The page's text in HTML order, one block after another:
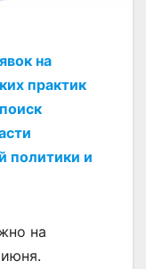
на
практик
политики и
на